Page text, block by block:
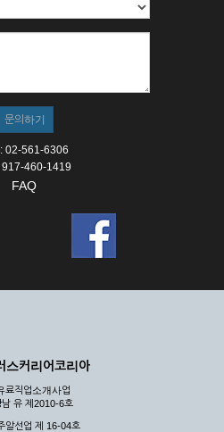
: 02-561-6306
917-460-1419
FAQ
스커리어코리아
료직업소개사업
남 유 제2010-6호
알선업 제 16-04호